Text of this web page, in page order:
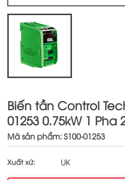
Biến tần Control
01253 0.75kW 1 Pha
Mã sản phẩm: S100-01253
Xuất xứ: UK